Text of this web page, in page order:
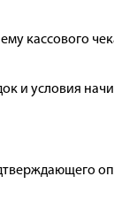
кассового
и условия